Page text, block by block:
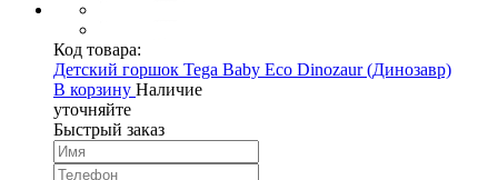
Код товара:
Детский горшок Tega Baby Eco Dinozaur (Динозавр)
В корзину Наличие
уточняйте
Быстрый заказ